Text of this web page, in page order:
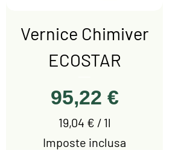
t
r
o
Vernice Chimiver
ECOSTAR
Prezzo
95,22 €
19,04 € / 1l
Imposte inclusa